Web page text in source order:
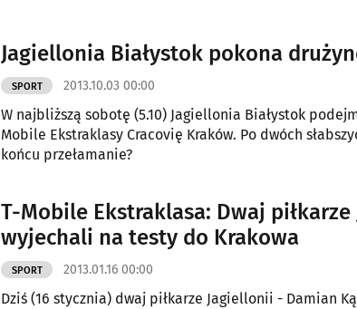
Jagiellonia Białystok pokona
SPORT 2013.10.03 00:00
W najbliższą sobotę (5.10) Jagiellonia Białystok
Mobile Ekstraklasy Cracovię Kraków. Po dwóch
końcu przełamanie?
T-Mobile Ekstraklasa: Dwaj
wyjechali na testy do Krakowa
SPORT 2013.01.16 00:00
Dziś (16 stycznia) dwaj piłkarze Jagiellonii - Damian